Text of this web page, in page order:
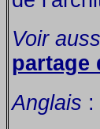
Voir
partage
Anglais :